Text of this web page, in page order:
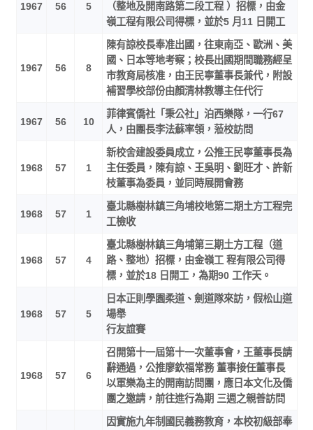
1967 56 5
（整地及開南路第二段工程 ）招標，由金
嶺工程有限公司得標，並於5 月11 日開工
1967 56 8
陳有諒校長奉准出國，往東南亞、歐洲、美
國、日本等地考察；校長出國期間職務經呈
市教育局核准，由王民寧董事長兼代，附設
補習學校部份由顏清林教導主任代行
1967 56 10
菲律賓僑社「秉公社」泊西樂隊，一行67
人，由團長李法蘇率領，蒞校訪問
1968 57 1
新校舍建設委員成立，公推王民寧董事長為
主任委員，陳有諒、王吳明、劉旺才、許新
枝董事為委員，並同時展開會務
1968 57 1
臺北縣樹林鎮三角埔校地第二期土方工程完
工檢收
1968 57 4
臺北縣樹林鎮三角埔第三期土方工程（道
路、整地）招標，由金嶺工 程有限公司得
標，並於18 日開工，為期90 工作天。
1968 57 5
日本正則學園柔道、劍道隊來訪，假松山道
場舉
行友誼賽
1968 57 6
召開第十一屆第十一次董事會，王董事長請
辭通過，公推廖欽福常務 董事接任董事長
以軍樂為主的開南訪問團，應日本文化及僑
團之邀請，前往進行為期 三週之親善訪問
因實施九年制國民義務教育，本校初級部奉